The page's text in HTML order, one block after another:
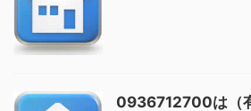
0936712700は（